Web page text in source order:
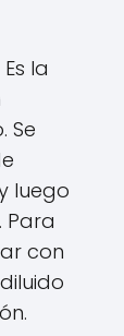
Es la
Se
luego
Para
con